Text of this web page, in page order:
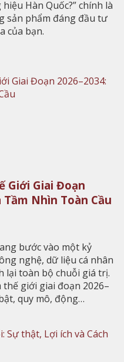
Hàn Quốc?” chính là
sản phẩm đáng đầu tư
của bạn.
Giới Giai Đoạn
Nhìn Toàn Cầu
bước vào một kỷ
nghệ, dữ liệu cá nhân
lại toàn bộ chuỗi giá trị.
giới giai đoạn 2026–
quy mô, động…